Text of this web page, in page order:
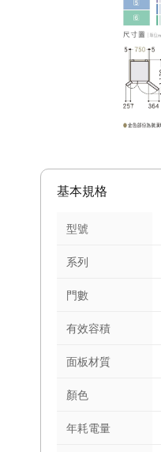
基本規格
型號
系列
門數
有效容積
面板材質
顏色
年耗電量